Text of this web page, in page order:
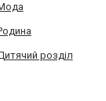
розділ